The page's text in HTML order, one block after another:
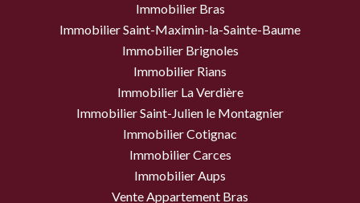
Immobilier Bras
Immobilier Saint-Maximin-la-Sainte-Baume
Immobilier Brignoles
Immobilier Rians
Immobilier La Verdière
Immobilier Saint-Julien le Montagnier
Immobilier Cotignac
Immobilier Carces
Immobilier Aups
Vente Appartement Bras